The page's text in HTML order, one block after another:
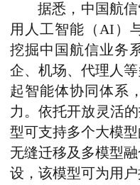
据悉，中国航
用人工智能（AI）
挖掘中国航信业务
企、机场、代理人
起智能体协同体系
力。依托开放灵活
型可支持多个大模
无缝迁移及多模型
设，该模型可为用